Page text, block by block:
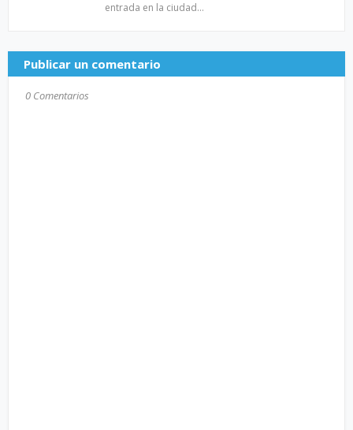
entrada en la ciudad…
Publicar un comentario
0 Comentarios